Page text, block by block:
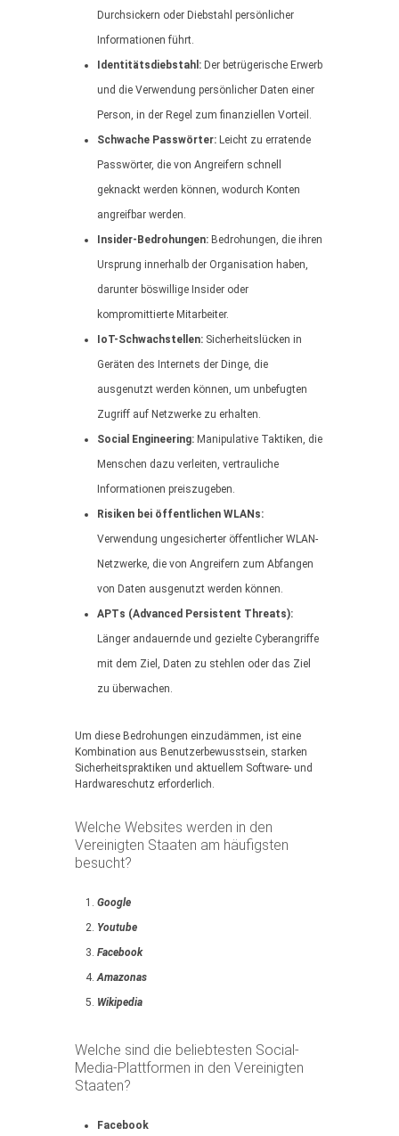
Durchsickern oder Diebstahl persönlicher
Informationen führt.
Identitätsdiebstahl: Der betrügerische Erwerb
und die Verwendung persönlicher Daten einer
Person, in der Regel zum finanziellen Vorteil.
Schwache Passwörter: Leicht zu erratende
Passwörter, die von Angreifern schnell
geknackt werden können, wodurch Konten
angreifbar werden.
Insider-Bedrohungen: Bedrohungen, die ihren
Ursprung innerhalb der Organisation haben,
darunter böswillige Insider oder
kompromittierte Mitarbeiter.
IoT-Schwachstellen: Sicherheitslücken in
Geräten des Internets der Dinge, die
ausgenutzt werden können, um unbefugten
Zugriff auf Netzwerke zu erhalten.
Social Engineering: Manipulative Taktiken, die
Menschen dazu verleiten, vertrauliche
Informationen preiszugeben.
Risiken bei öffentlichen WLANs:
Verwendung ungesicherter öffentlicher WLAN-
Netzwerke, die von Angreifern zum Abfangen
von Daten ausgenutzt werden können.
APTs (Advanced Persistent Threats):
Länger andauernde und gezielte Cyberangriffe
mit dem Ziel, Daten zu stehlen oder das Ziel
zu überwachen.
Um diese Bedrohungen einzudämmen, ist eine
Kombination aus Benutzerbewusstsein, starken
Sicherheitspraktiken und aktuellem Software- und
Hardwareschutz erforderlich.
Welche Websites werden in den
Vereinigten Staaten am häufigsten
besucht?
Google
Youtube
Facebook
Amazonas
Wikipedia
Welche sind die beliebtesten Social-
Media-Plattformen in den Vereinigten
Staaten?
Facebook